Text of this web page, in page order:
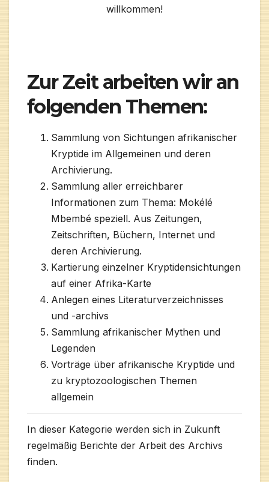
willkommen!
Zur Zeit arbeiten wir an
folgenden Themen:
Sammlung von Sichtungen afrikanischer
Kryptide im Allgemeinen und deren
Archivierung.
Sammlung aller erreichbarer
Informationen zum Thema: Mokélé
Mbembé speziell. Aus Zeitungen,
Zeitschriften, Büchern, Internet und
deren Archivierung.
Kartierung einzelner Kryptidensichtungen
auf einer Afrika-Karte
Anlegen eines Literaturverzeichnisses
und -archivs
Sammlung afrikanischer Mythen und
Legenden
Vorträge über afrikanische Kryptide und
zu kryptozoologischen Themen
allgemein
In dieser Kategorie werden sich in Zukunft
regelmäßig Berichte der Arbeit des Archivs
finden.